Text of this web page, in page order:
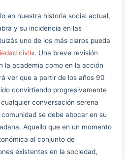
en nuestra historia social actual,
y su incidencia en las
uno de los más claros pueda
civil«. Una breve revisión
la academia como en la acción
ver que a partir de los años 90
convirtiendo progresivamente
conversación serena
se debe abocar en su
Aquello que en un momento
al conjunto de
existentes en la sociedad,